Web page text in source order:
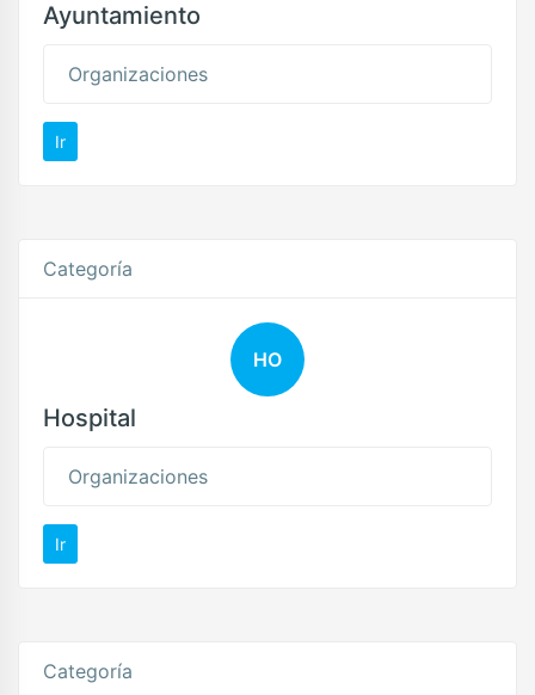
Ayuntamiento
Organizaciones
Ir
Categoría
HO
Hospital
Organizaciones
Ir
Categoría